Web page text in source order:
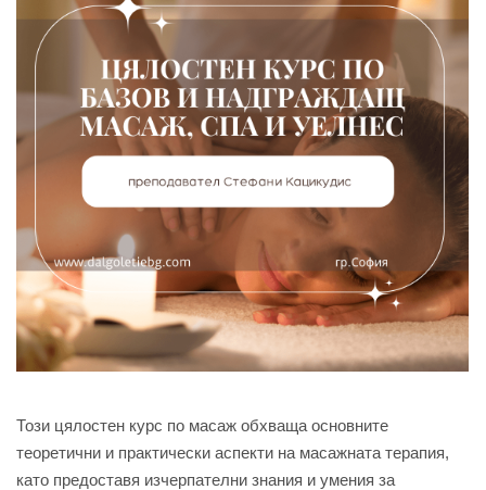
Този цялостен курс по масаж обхваща основните
теоретични и практически аспекти на масажната терапия,
като предоставя изчерпателни знания и умения за